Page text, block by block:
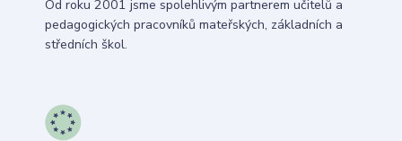
Od roku 2001 jsme spolehlivým partnerem učitelů a
pedagogických pracovníků mateřských, základních a
středních škol.